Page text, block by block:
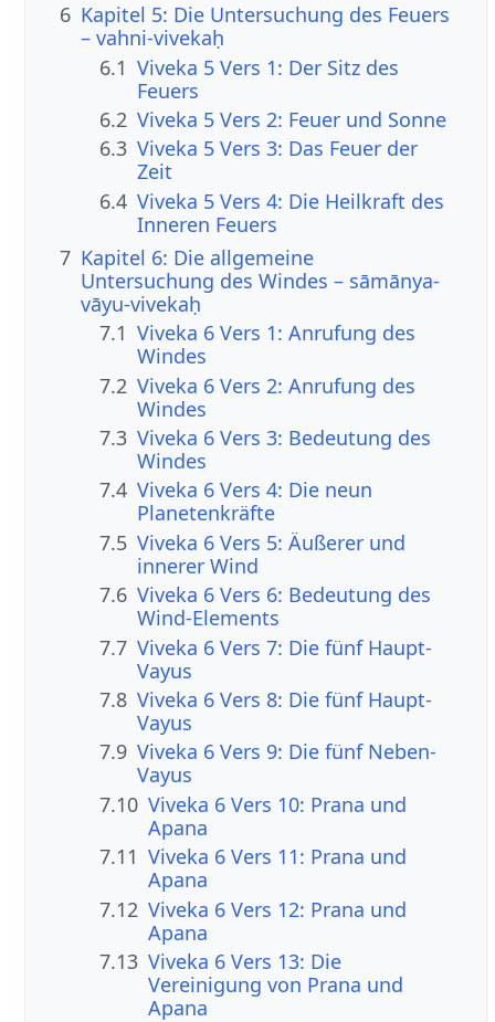
6 Kapitel 5: Die Untersuchung des Feuers
– vahni-vivekaḥ
6.1 Viveka 5 Vers 1: Der Sitz des
Feuers
6.2 Viveka 5 Vers 2: Feuer und Sonne
6.3 Viveka 5 Vers 3: Das Feuer der
Zeit
6.4 Viveka 5 Vers 4: Die Heilkraft des
Inneren Feuers
7 Kapitel 6: Die allgemeine
Untersuchung des Windes – sāmānya-
vāyu-vivekaḥ
7.1 Viveka 6 Vers 1: Anrufung des
Windes
7.2 Viveka 6 Vers 2: Anrufung des
Windes
7.3 Viveka 6 Vers 3: Bedeutung des
Windes
7.4 Viveka 6 Vers 4: Die neun
Planetenkräfte
7.5 Viveka 6 Vers 5: Äußerer und
innerer Wind
7.6 Viveka 6 Vers 6: Bedeutung des
Wind-Elements
7.7 Viveka 6 Vers 7: Die fünf Haupt-
Vayus
7.8 Viveka 6 Vers 8: Die fünf Haupt-
Vayus
7.9 Viveka 6 Vers 9: Die fünf Neben-
Vayus
7.10 Viveka 6 Vers 10: Prana und
Apana
7.11 Viveka 6 Vers 11: Prana und
Apana
7.12 Viveka 6 Vers 12: Prana und
Apana
7.13 Viveka 6 Vers 13: Die
Vereinigung von Prana und
Apana